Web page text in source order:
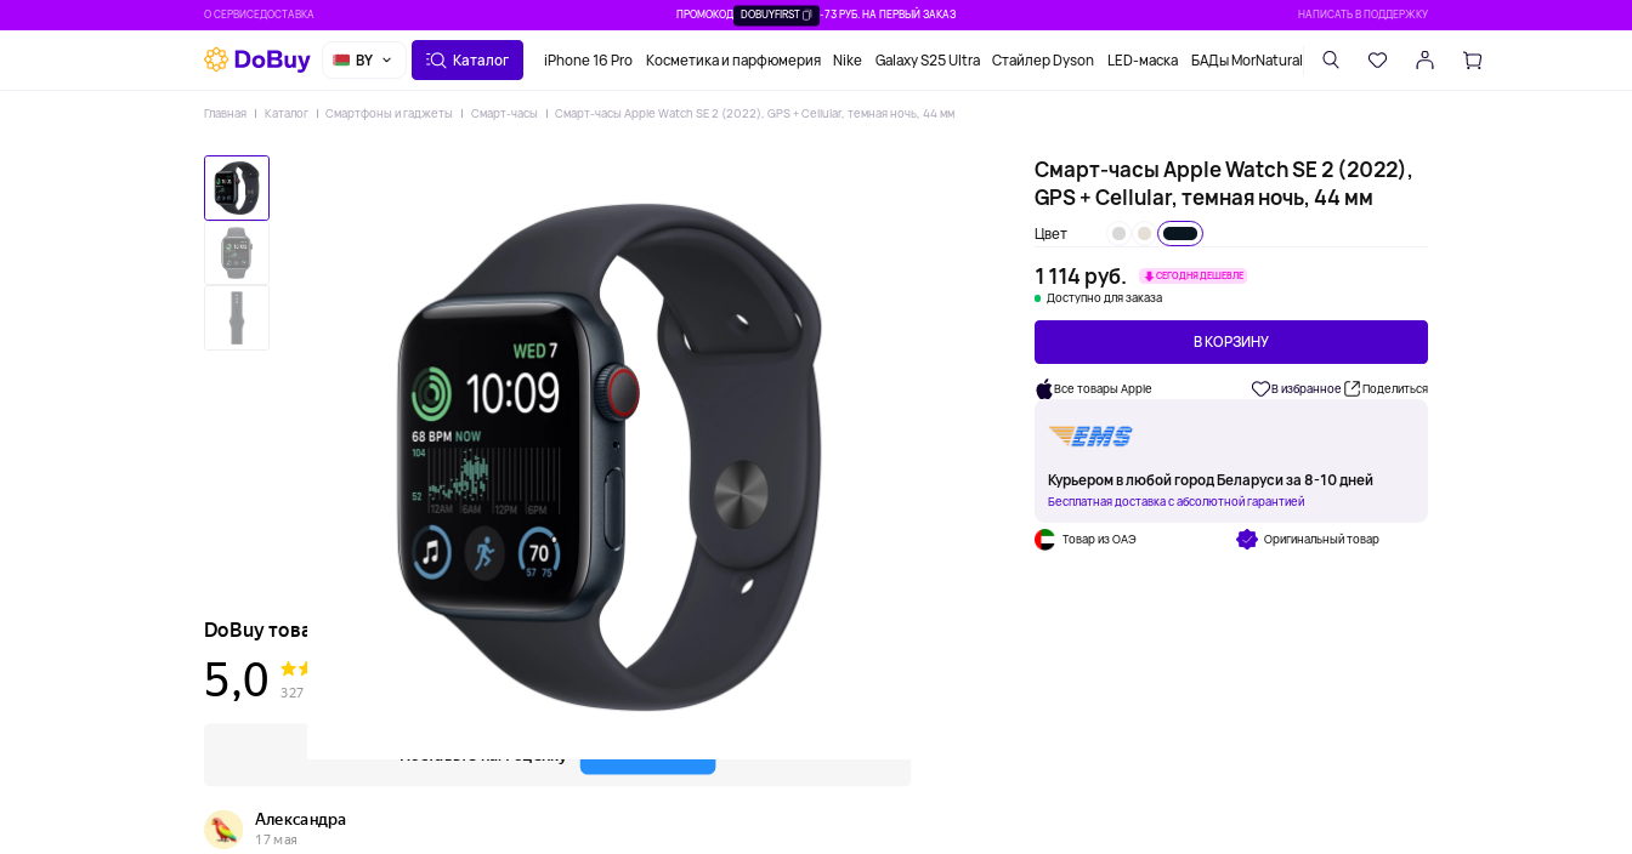
О СЕРВИСЕДОСТАВКА ПРОМОКОД DOBUYFIRST -73 РУБ. НА ПЕРВЫЙ ЗАКАЗ НАПИСАТЬ В ПОДДЕРЖКУ
BY Каталог iPhone 16 Pro Косметика и парфюмерия Nike Galaxy S25 Ultra Стайлер Dyson LED-маска БАДы MorNatural
Главная Каталог Смартфоны и гаджеты Смарт-часы Смарт-часы Apple Watch SE 2 (2022), GPS + Cellular, темная ночь, 44 мм
Смарт-часы Apple Watch SE 2 (2022),
GPS + Cellular, темная ночь, 44 мм
Цвет
1 114 руб. СЕГОДНЯ ДЕШЕВЛЕ
Доступно для заказа
В КОРЗИНУ
Все товары Apple В избранное Поделиться
Курьером в любой город Беларуси за 8-10 дней
Бесплатная доставка с абсолютной гарантией
Товар из ОАЭ Оригинальный товар